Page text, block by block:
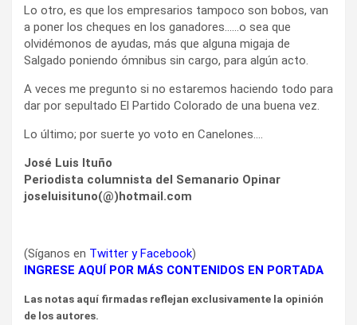
Lo otro, es que los empresarios tampoco son bobos, van
a poner los cheques en los ganadores……o sea que
olvidémonos de ayudas, más que alguna migaja de
Salgado poniendo ómnibus sin cargo, para algún acto.
A veces me pregunto si no estaremos haciendo todo para
dar por sepultado El Partido Colorado de una buena vez.
Lo último; por suerte yo voto en Canelones….
José Luis Ituño
Periodista columnista del Semanario Opinar
joseluisituno(@)hotmail.com
(Síganos en Twitter yFacebook)
INGRESE AQUÍ POR MÁS CONTENIDOS EN PORTADA
Las notas aquí firmadas reflejan exclusivamente la opinión
de los autores.